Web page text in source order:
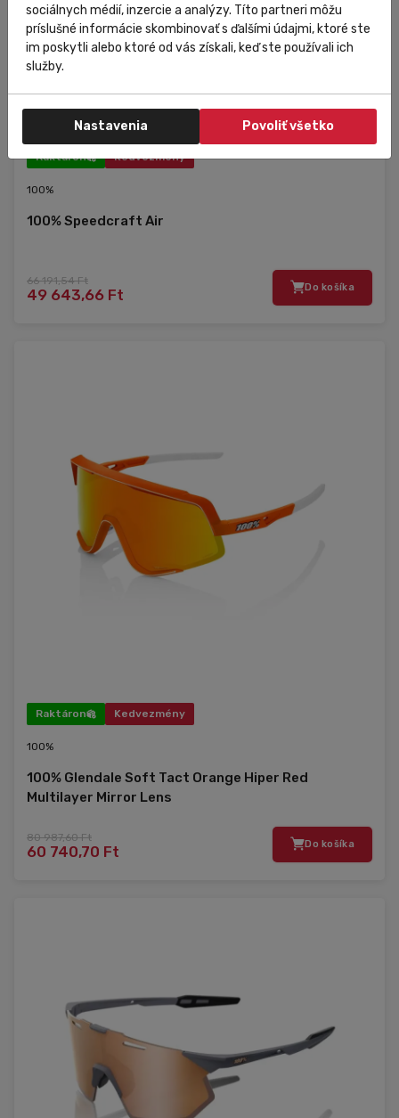
Raktáron Kedvezmény
100%
100% Speedcraft Air
66 191,54 Ft
49 643,66 Ft Do košíka
Raktáron Kedvezmény
100%
100% Glendale Soft Tact Orange Hiper Red
Multilayer Mirror Lens
80 987,60 Ft
60 740,70 Ft Do košíka
sociálnych médií, inzercie a analýzy. Títo partneri môžu
príslušné informácie skombinovať s ďalšími údajmi, ktoré ste
im poskytli alebo ktoré od vás získali, keď ste používali ich
služby.
Nastavenia Povoliť všetko